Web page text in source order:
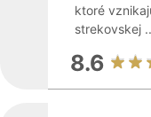
ktoré
strekovskej
8.6